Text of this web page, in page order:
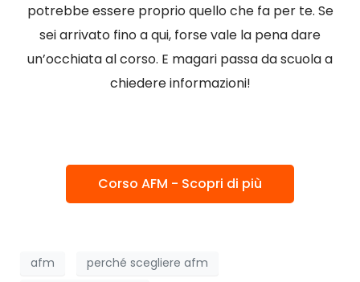
potrebbe essere proprio quello che fa per te. Se
sei arrivato fino a qui, forse vale la pena dare
un’occhiata al corso. E magari passa da scuola a
chiedere informazioni!
Corso AFM - Scopri di più
afm
perché scegliere afm